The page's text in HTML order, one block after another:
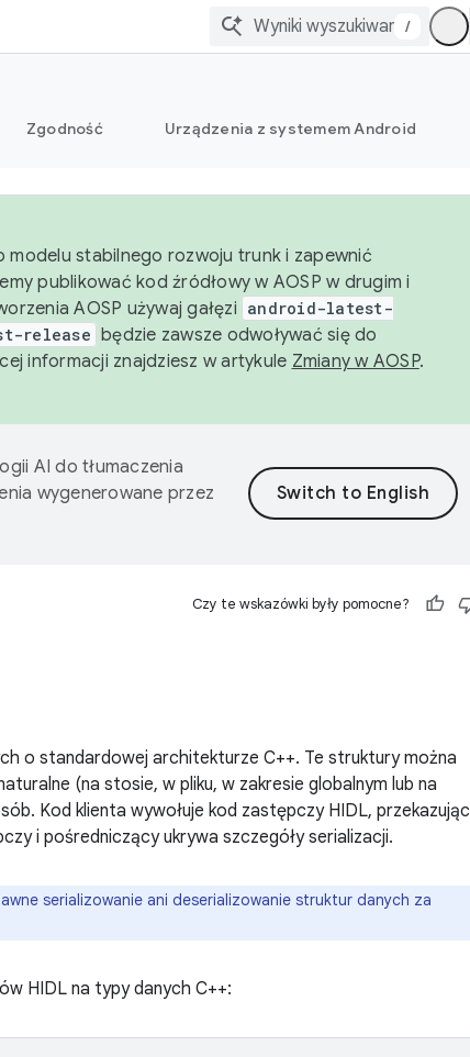
/
Zgodność Urządzenia z systemem Android
stabilnego rozwoju trunk i zapewnić
publikować kod źródłowy w AOSP w drugim i
AOSP używaj gałęzi android-latest-
release będzie zawsze odwoływać się do
informacji znajdziesz w artykule Zmiany w AOSP.
AI do tłumaczenia
wygenerowane przez
Czy te wskazówki były pomocne?
o standardowej architekturze C++. Te struktury można
(na stosie, w pliku, w zakresie globalnym lub na
Kod klienta wywołuje kod zastępczy HIDL, przekazując
i pośredniczący ukrywa szczegóły serializacji.
serializowanie ani deserializowanie struktur danych za
HIDL na typy danych C++: